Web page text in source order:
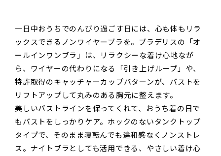
一日中おうちでのんびり過ごす日には、心も体もリラ
ックスできるノンワイヤーブラを。ブラデリスの「オ
ールインワンブラ」は、リラクシーな着け心地なが
ら、ワイヤーの代わりになる「引き上げループ」や、
特許取得のキャッチャーカップパターンが、バストを
リフトアップして丸みのある胸元に整えます。
美しいバストラインを保ってくれて、おうち着の日で
もバストをしっかりケア。ホックのないタンクトップ
タイプで、そのまま寝転んでも違和感なくノンストレ
ス。ナイトブラとしても活用できる、やさしい着け心